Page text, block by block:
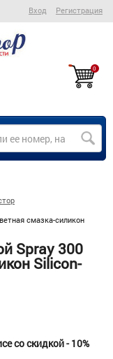
Вход Регистрация
0
смазка-силикон
Spray 300
Silicon-
со скидкой - 10%